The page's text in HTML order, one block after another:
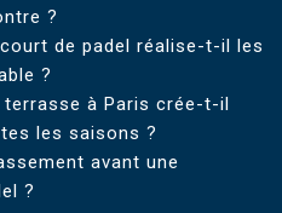
?
de padel réalise-t-il les
?
à Paris crée-t-il
les saisons ?
avant une
?